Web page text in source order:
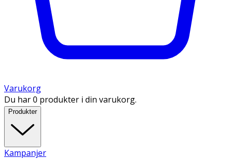
Varukorg
Du har 0 produkter i din varukorg.
Produkter
Kampanjer